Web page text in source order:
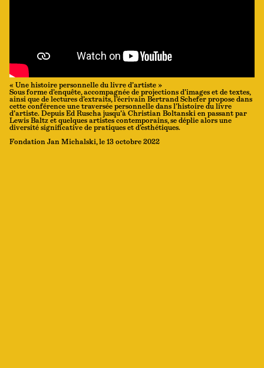
« Une histoire personnelle du livre d’artiste »
Sous forme d’enquête, accompagnée de projections d’images et de textes,
ainsi que de lectures d’extraits, l’écrivain Bertrand Schefer propose dans
cette conférence une traversée personnelle dans l’histoire du livre
d’artiste. Depuis Ed Ruscha jusqu’à Christian Boltanski en passant par
Lewis Baltz et quelques artistes contemporains, se déplie alors une
diversité significative de pratiques et d’esthétiques.
Fondation Jan Michalski, le 13 octobre 2022